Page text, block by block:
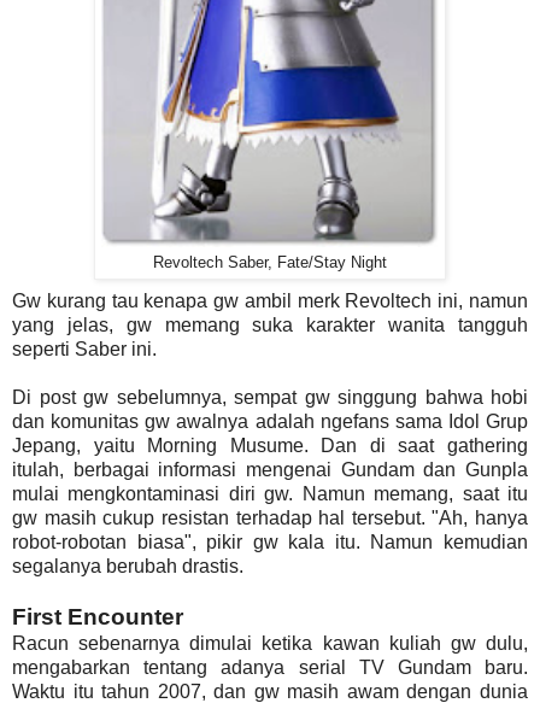
Revoltech Saber, Fate/Stay Night
Gw kurang tau kenapa gw ambil merk Revoltech ini, namun
yang jelas, gw memang suka karakter wanita tangguh
seperti Saber ini.
Di post gw sebelumnya, sempat gw singgung bahwa hobi
dan komunitas gw awalnya adalah ngefans sama Idol Grup
Jepang, yaitu Morning Musume. Dan di saat gathering
itulah, berbagai informasi mengenai Gundam dan Gunpla
mulai mengkontaminasi diri gw. Namun memang, saat itu
gw masih cukup resistan terhadap hal tersebut. "Ah, hanya
robot-robotan biasa", pikir gw kala itu. Namun kemudian
segalanya berubah drastis.
First Encounter
Racun sebenarnya dimulai ketika kawan kuliah gw dulu,
mengabarkan tentang adanya serial TV Gundam baru.
Waktu itu tahun 2007, dan gw masih awam dengan dunia